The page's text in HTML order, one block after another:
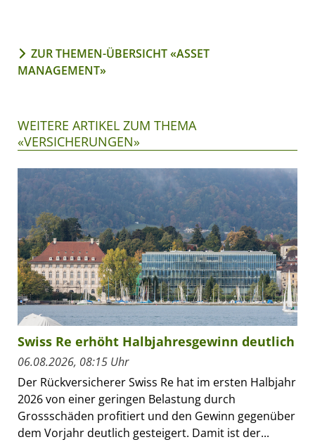
ZUR THEMEN-ÜBERSICHT «ASSET
MANAGEMENT»
WEITERE ARTIKEL ZUM THEMA
«VERSICHERUNGEN»
Swiss Re erhöht Halbjahresgewinn deutlich
06.08.2026, 08:15 Uhr
Der Rückversicherer Swiss Re hat im ersten Halbjahr
2026 von einer geringen Belastung durch
Grossschäden profitiert und den Gewinn gegenüber
dem Vorjahr deutlich gesteigert. Damit ist der...